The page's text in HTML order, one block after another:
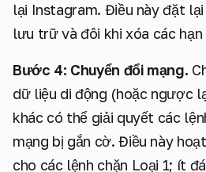
lại Instagram. Điều này đặt
lưu trữ và đôi khi xóa các hạn
Bước 4: Chuyển đổi mạng.
dữ liệu di động (hoặc ngược
khác có thể giải quyết các
mạng bị gắn cờ. Điều này
cho các lệnh chặn Loại 1; ít